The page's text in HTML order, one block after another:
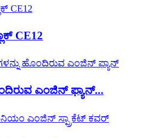
CE12
ಎಂಜಿನ್ ಫ್ಯಾನ್...